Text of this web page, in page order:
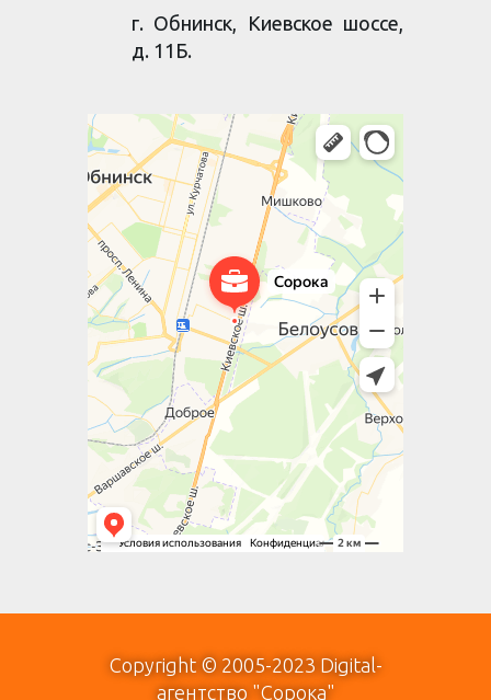
г. Обнинск, Киевское шоссе,
д. 11Б.
Copyright © 2005-2023 Digital-
агентство "Сорока"